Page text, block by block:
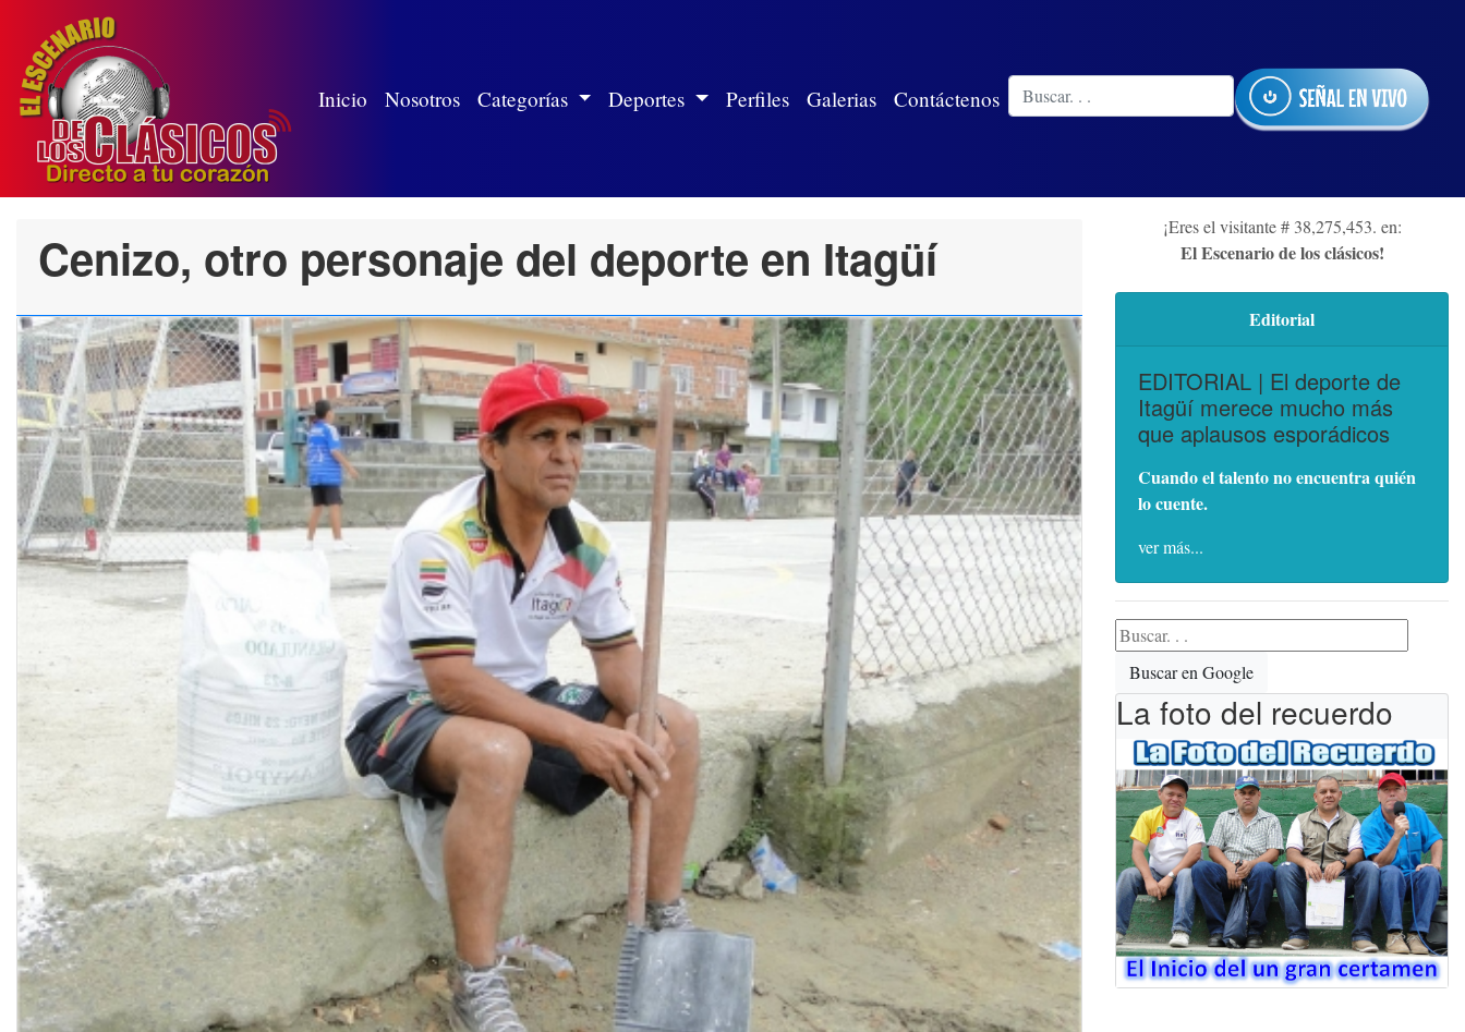
Inicio Nosotros(white)
Categorías Deportes Perfiles Galerias Contáctenos
Cenizo, otro personaje del deporte en Itagüí
¡Eres el visitante # 38,275,453. en:
El Escenario de los clásicos!
Editorial
EDITORIAL | El deporte de
Itagüí merece mucho más
que aplausos esporádicos
Cuando el talento no encuentra quién
lo cuente.
ver más...
Buscar en Google
La foto del recuerdo